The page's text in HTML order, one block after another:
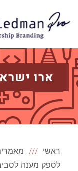
ארו
ראשי
לספק מענה